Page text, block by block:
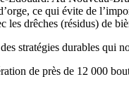
ce qui évite de
les drêches (résidus) de
stratégies durables
de près de 12 000